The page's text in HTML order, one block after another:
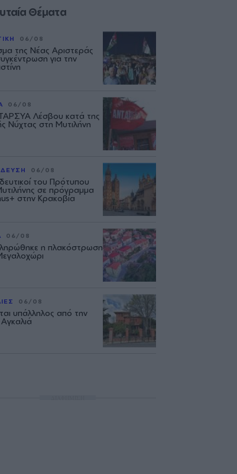
Θέματα
06/08
της Νέας Αριστεράς
για την
06/08
Λέσβου κατά της
Νύχτας στη Μυτιλήνη
06/08
του Πρότυπου
σε πρόγραμμα
στην Κρακοβία
06/08
η πλακόστρωση
06/08
υπάλληλος από την